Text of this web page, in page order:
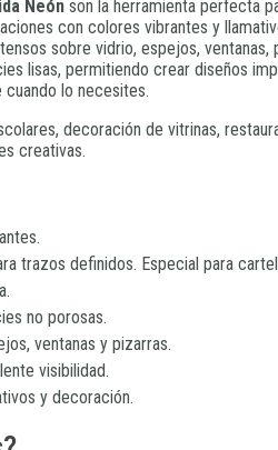
Neón son la herramienta perfecta
con colores vibrantes y
sobre vidrio, espejos, ventanas,
lisas, permitiendo crear diseños
lo necesites.
decoración de vitrinas,
creativas.
trazos definidos. Especial para
no porosas.
ventanas y pizarras.
visibilidad.
y decoración.